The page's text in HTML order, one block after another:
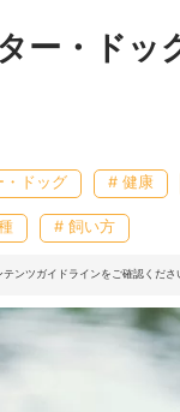
ー・ドッ
・ドッグ # 健康
# 飼い方
ンツガイドラインをご確認くださ